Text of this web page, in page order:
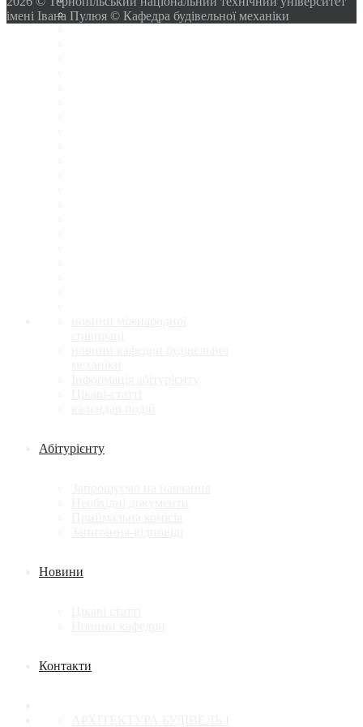
Абітурієнту
Новини
Контакти
імені Івана Пулюя © Кафедра будівельної механіки